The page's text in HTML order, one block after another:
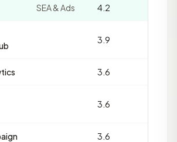
SEA & Ads 4.2
3.9
3.6
3.6
3.6